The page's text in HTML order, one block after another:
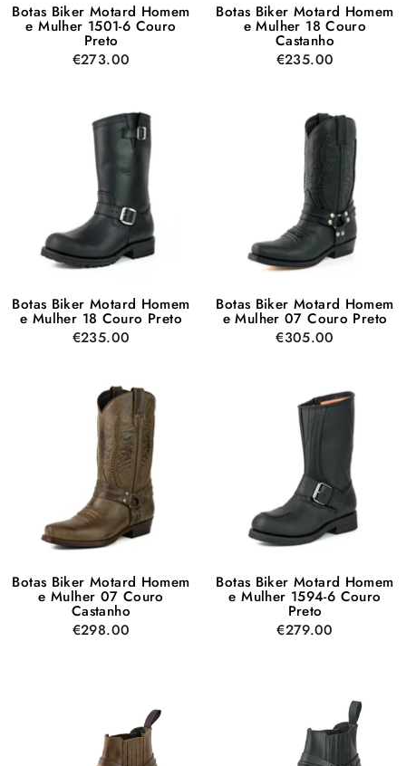
Botas Biker Motard Homem
e Mulher 1501-6 Couro
Preto
€273.00
Botas Biker Motard Homem
e Mulher 18 Couro
Castanho
€235.00
Botas Biker Motard Homem
e Mulher 18 Couro Preto
€235.00
Botas Biker Motard Homem
e Mulher 07 Couro Preto
€305.00
Botas Biker Motard Homem
e Mulher 07 Couro
Castanho
€298.00
Botas Biker Motard Homem
e Mulher 1594-6 Couro
Preto
€279.00